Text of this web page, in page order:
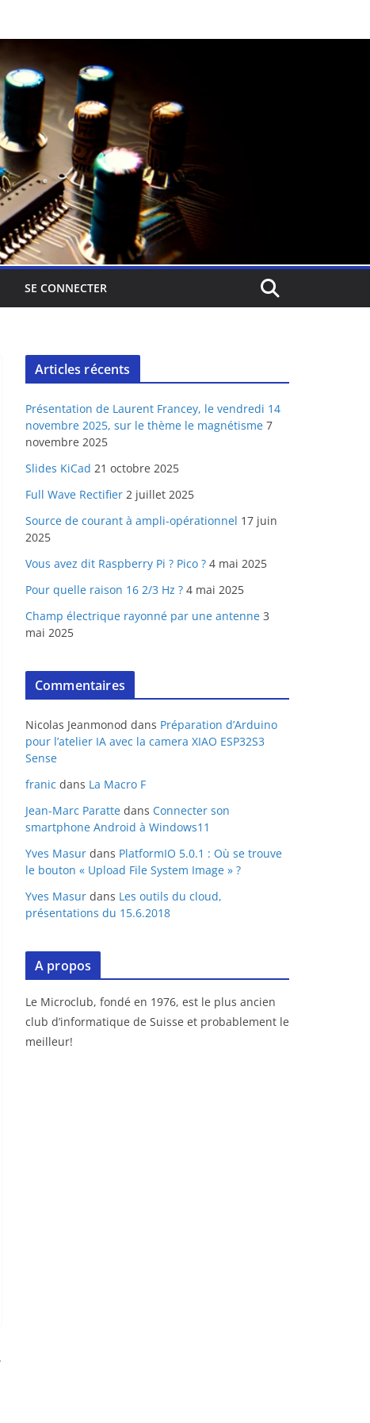
SE CONNECTER
Articles récents
Présentation de Laurent Francey, le vendredi 14
novembre 2025, sur le thème le magnétisme 7
novembre 2025
Slides KiCad 21 octobre 2025
Full Wave Rectifier 2 juillet 2025
Source de courant à ampli-opérationnel 17 juin
2025
Vous avez dit Raspberry Pi ? Pico ? 4 mai 2025
Pour quelle raison 16 2/3 Hz ? 4 mai 2025
Champ électrique rayonné par une antenne 3
mai 2025
Commentaires
Nicolas Jeanmonod dans Préparation d’Arduino
pour l’atelier IA avec la camera XIAO ESP32S3
Sense
franic dans La Macro F
Jean-Marc Paratte dans Connecter son
smartphone Android à Windows11
Yves Masur dans PlatformIO 5.0.1 : Où se trouve
le bouton « Upload File System Image » ?
Yves Masur dans Les outils du cloud,
présentations du 15.6.2018
A propos
Le Microclub, fondé en 1976, est le plus ancien
club d’informatique de Suisse et probablement le
meilleur!